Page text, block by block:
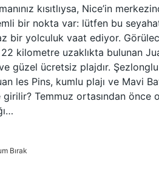
kısıtlıysa, Nice’in
bir nokta var: lütfen bu
bir yolculuk vaat ediyor.
kilometre uzaklıkta bulunan
güzel ücretsiz plajdır.
les Pins, kumlu plajı ve Mavi
girilir? Temmuz ortasından
Bırak